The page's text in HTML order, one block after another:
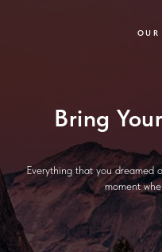
Bring
Everything that you dreamed
moment